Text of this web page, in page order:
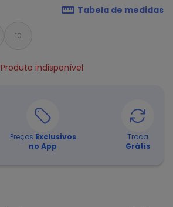
Tabela de medidas
10
Produto indisponível
Preços Exclusivos
no App
Troca
Grátis